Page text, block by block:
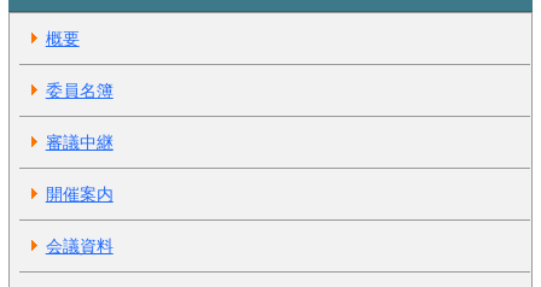
概要
委員名簿
審議中継
開催案内
会議資料